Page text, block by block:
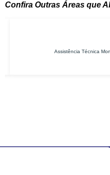
Confira Outras Áreas que
Assistência Técnica